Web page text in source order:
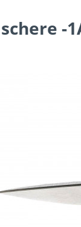
-